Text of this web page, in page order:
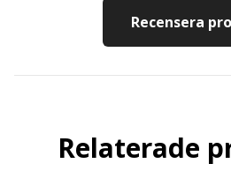
Recensera
Relaterade